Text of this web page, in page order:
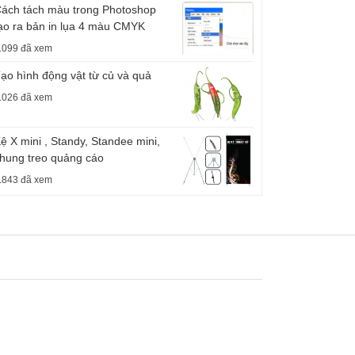
tách màu trong Photoshop
ra bản in lụa 4 màu CMYK
đã xem
hình động vật từ củ và quả
đã xem
X mini , Standy, Standee mini,
treo quảng cáo
đã xem